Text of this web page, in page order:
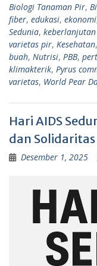
Biologi Tanaman Pir,
fiber, edukasi, ekonomi
Sedunia,
varietas pir, Kesehatan,
buah, Nutrisi, PBB,
klimakterik, Pyrus
varietas, World Pear
Hari AIDS
dan
Desember 1, 2025